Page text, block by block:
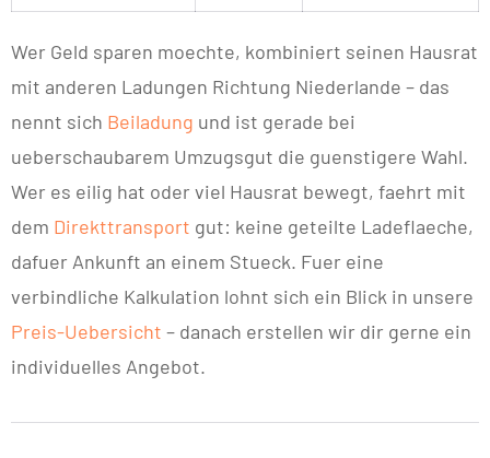
Wer Geld sparen moechte, kombiniert seinen Hausrat
mit anderen Ladungen Richtung Niederlande – das
nennt sich Beiladung und ist gerade bei
ueberschaubarem Umzugsgut die guenstigere Wahl.
Wer es eilig hat oder viel Hausrat bewegt, faehrt mit
dem Direkttransport gut: keine geteilte Ladeflaeche,
dafuer Ankunft an einem Stueck. Fuer eine
verbindliche Kalkulation lohnt sich ein Blick in unsere
Preis-Uebersicht – danach erstellen wir dir gerne ein
individuelles Angebot.